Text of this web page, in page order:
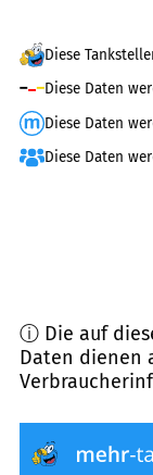
Diese
Diese Daten
Diese Daten
Diese Daten
ⓘ Die auf
Daten dienen